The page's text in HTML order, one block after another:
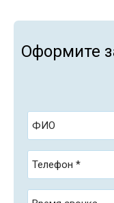
Оформите
ФИО
Телефон *